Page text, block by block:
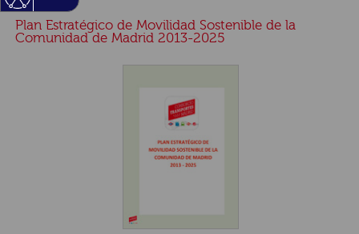
Plan Estratégico de Movilidad Sostenible de la
Comunidad de Madrid 2013-2025